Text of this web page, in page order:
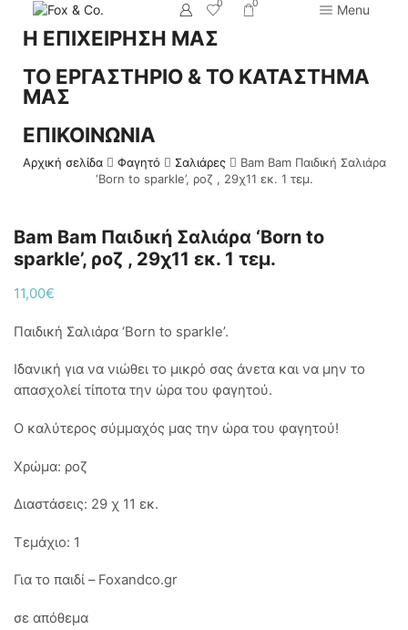
0 0 Menu
Η ΕΠΙΧΕΙΡΗΣΗ ΜΑΣ
ΤΟ ΕΡΓΑΣΤΗΡΙΟ & ΤΟ ΚΑΤΑΣΤΗΜΑ
ΜΑΣ
ΕΠΙΚΟΙΝΩΝΙΑ
Αρχική σελίδα Φαγητό Σαλιάρες
Bam Bam Παιδική Σαλιάρα
‘Born to sparkle’, ροζ , 29χ11 εκ. 1 τεμ.
Bam Bam Παιδική Σαλιάρα ‘Born to
sparkle’, ροζ , 29χ11 εκ. 1 τεμ.
11,00€
Παιδική Σαλιάρα ‘Born to sparkle’.
Ιδανική για να νιώθει το μικρό σας άνετα και να μην το
απασχολεί τίποτα την ώρα του φαγητού.
Ο καλύτερος σύμμαχός μας την ώρα του φαγητού!
Χρώμα: ροζ
Διαστάσεις: 29 χ 11 εκ.
Τεμάχιο: 1
Για το παιδί – Foxandco.gr
σε απόθεμα